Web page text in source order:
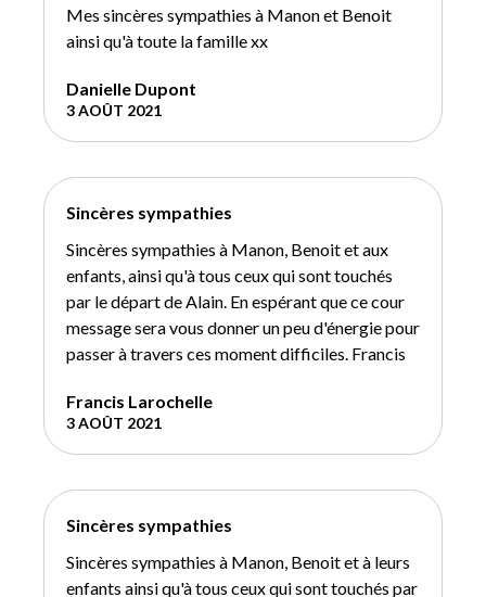
Mes sincères sympathies à Manon et Benoit
ainsi qu'à toute la famille xx
Danielle Dupont
3 AOÛT 2021
Sincères sympathies
Sincères sympathies à Manon, Benoit et aux
enfants, ainsi qu'à tous ceux qui sont touchés
par le départ de Alain. En espérant que ce cour
message sera vous donner un peu d'énergie pour
passer à travers ces moment difficiles. Francis
Francis Larochelle
3 AOÛT 2021
Sincères sympathies
Sincères sympathies à Manon, Benoit et à leurs
enfants ainsi qu'à tous ceux qui sont touchés par